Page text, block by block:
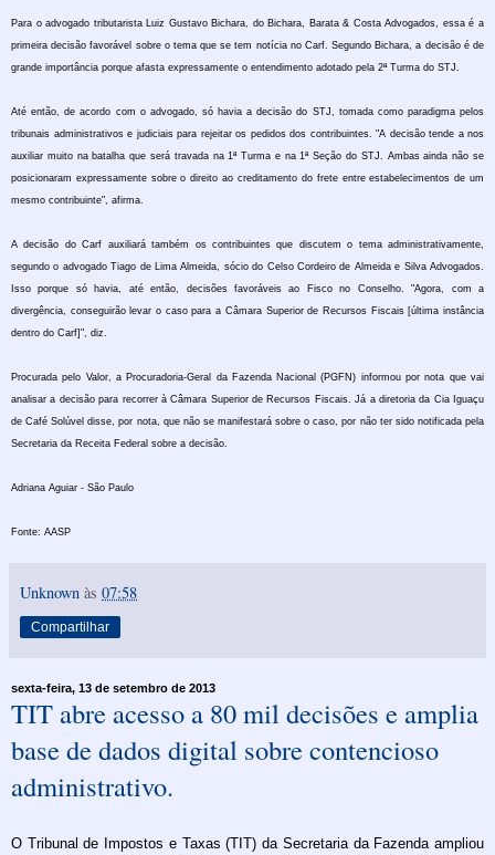
Para o advogado tributarista Luiz Gustavo Bichara, do Bichara, Barata & Costa Advogados, essa é a
primeira decisão favorável sobre o tema que se tem notícia no Carf. Segundo Bichara, a decisão é de
grande importância porque afasta expressamente o entendimento adotado pela 2ª Turma do STJ.
Até então, de acordo com o advogado, só havia a decisão do STJ, tomada como paradigma pelos
tribunais administrativos e judiciais para rejeitar os pedidos dos contribuintes. "A decisão tende a nos
auxiliar muito na batalha que será travada na 1ª Turma e na 1ª Seção do STJ. Ambas ainda não se
posicionaram expressamente sobre o direito ao creditamento do frete entre estabelecimentos de um
mesmo contribuinte", afirma.
A decisão do Carf auxiliará também os contribuintes que discutem o tema administrativamente,
segundo o advogado Tiago de Lima Almeida, sócio do Celso Cordeiro de Almeida e Silva Advogados.
Isso porque só havia, até então, decisões favoráveis ao Fisco no Conselho. "Agora, com a
divergência, conseguirão levar o caso para a Câmara Superior de Recursos Fiscais [última instância
dentro do Carf]", diz.
Procurada pelo Valor, a Procuradoria-Geral da Fazenda Nacional (PGFN) informou por nota que vai
analisar a decisão para recorrer à Câmara Superior de Recursos Fiscais. Já a diretoria da Cia Iguaçu
de Café Solúvel disse, por nota, que não se manifestará sobre o caso, por não ter sido notificada pela
Secretaria da Receita Federal sobre a decisão.
Adriana Aguiar - São Paulo
Fonte: AASP
Unknown às 07:58
Compartilhar
sexta-feira, 13 de setembro de 2013
TIT abre acesso a 80 mil decisões e amplia
base de dados digital sobre contencioso
administrativo.
O Tribunal de Impostos e Taxas (TIT) da Secretaria da Fazenda ampliou